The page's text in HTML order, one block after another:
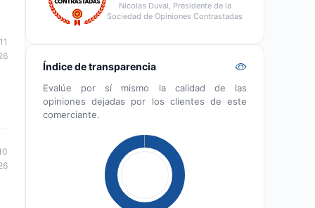
Nicolas Duval, Presidente de la
Sociedad de Opiniones Contrastadas
Índice de transparencia
Evalúe por sí mismo la calidad de las
opiniones dejadas por los clientes de este
comerciante.